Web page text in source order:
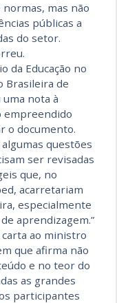
mas não
públicas a
do setor.
da Educação no
Brasileira de
nota à
empreendido
o documento.
questões
ser revisadas
que, no
acarretariam
especialmente
aprendizagem.”
ao ministro
que afirma não
e no teor do
as grandes
participantes